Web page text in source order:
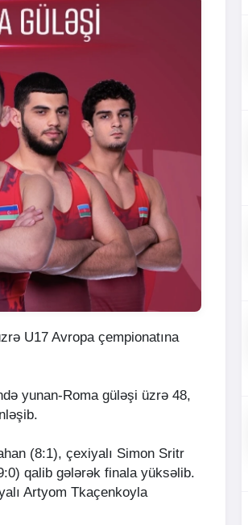
U17 Avropa çempionatına
yunan-Roma güləşi üzrə 48,
(8:1), çexiyalı Simon Sritr
qalib gələrək finala yüksəlib.
Artyom Tkaçenkoyla